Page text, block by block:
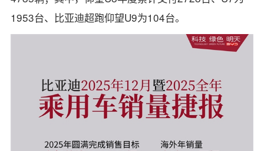
1953台、比亚迪超跑仰望U9为104台。